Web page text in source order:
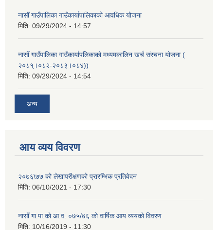
नासोँ गाउँपालिका गाउँकार्यापालिकाको आवधिक योजना
मिति: 09/29/2024 - 14:57
नासोँ गाउँपालिका गाउँकार्यापलिकाको मध्यमकालिन खर्च संरचना योजना (
२०८१्।०८२-२०८३।०८४))
मिति: 09/29/2024 - 14:54
अन्य
आय व्यय विवरण
२०७६\७७ को लेखापरीक्षणको प्रारम्भिक प्रतिवेदन
मिति: 06/10/2021 - 17:30
नासोँ गा.पा.को आ.व. ०७५/७६ को वार्षिक आय व्ययको विवरण
मिति: 10/16/2019 - 11:30